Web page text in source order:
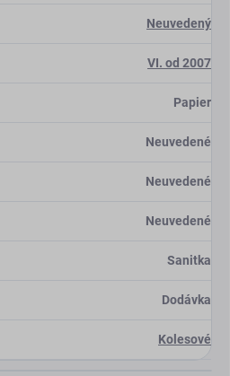
Neuvedený
VI. od 2007
Papier
Neuvedené
Neuvedené
Neuvedené
Sanitka
Dodávka
Kolesové